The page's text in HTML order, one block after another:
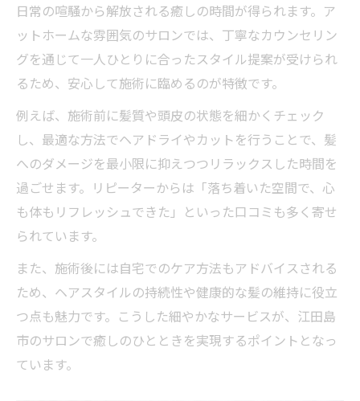
ヘアダメージを抑え理想の髪型を叶えるコツ
散髪時にヘアダメージを防ぐケア方法を紹
介
理想ヘアを実現するヘアドライのポイント
髪を守る散髪テクニックとケアの重要性
ヘアドライで髪型の仕上がりが変わる理由
散髪なら癒やしの時間を求める女性におすすめ
癒しを求める女性に人気の散髪＆ヘアドラ
女性目線で選ぶ癒しの散髪サロンの魅力
心安らぐヘアドライで日々の疲れをリセッ
ト
日常の喧騒から解放される癒しの時間が得られます。ア
ットホームな雰囲気のサロンでは、丁寧なカウンセリン
グを通じて一人ひとりに合ったスタイル提案が受けられ
るため、安心して施術に臨めるのが特徴です。
例えば、施術前に髪質や頭皮の状態を細かくチェック
し、最適な方法でヘアドライやカットを行うことで、髪
へのダメージを最小限に抑えつつリラックスした時間を
過ごせます。リピーターからは「落ち着いた空間で、心
も体もリフレッシュできた」といった口コミも多く寄せ
られています。
また、施術後には自宅でのケア方法もアドバイスされる
ため、ヘアスタイルの持続性や健康的な髪の維持に役立
つ点も魅力です。こうした細やかなサービスが、江田島
市のサロンで癒しのひとときを実現するポイントとなっ
ています。